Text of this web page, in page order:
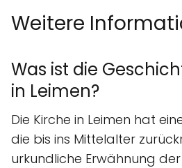
Weitere
Was ist die
in Leimen?
Die Kirche in Leimen hat
die bis ins Mittelalter
urkundliche Erwähnung